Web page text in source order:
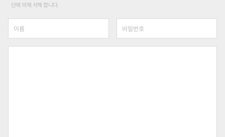
단에 의해 삭제 합니다.